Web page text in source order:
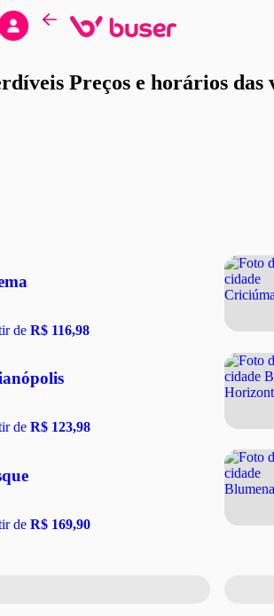
Preços e horários das
de R$ 116,98
de R$ 123,98
de R$ 169,90